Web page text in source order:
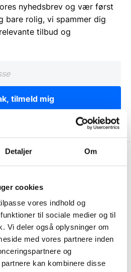
Detaljer Om
cookies
vores indhold og
til sociale medier og til
Vi deler også oplysninger om
med vores partnere inden
og
kan kombinere disse
nyhedsbrev og vær først
bare rolig, vi spammer dig
tilbud og
tilmeld mig